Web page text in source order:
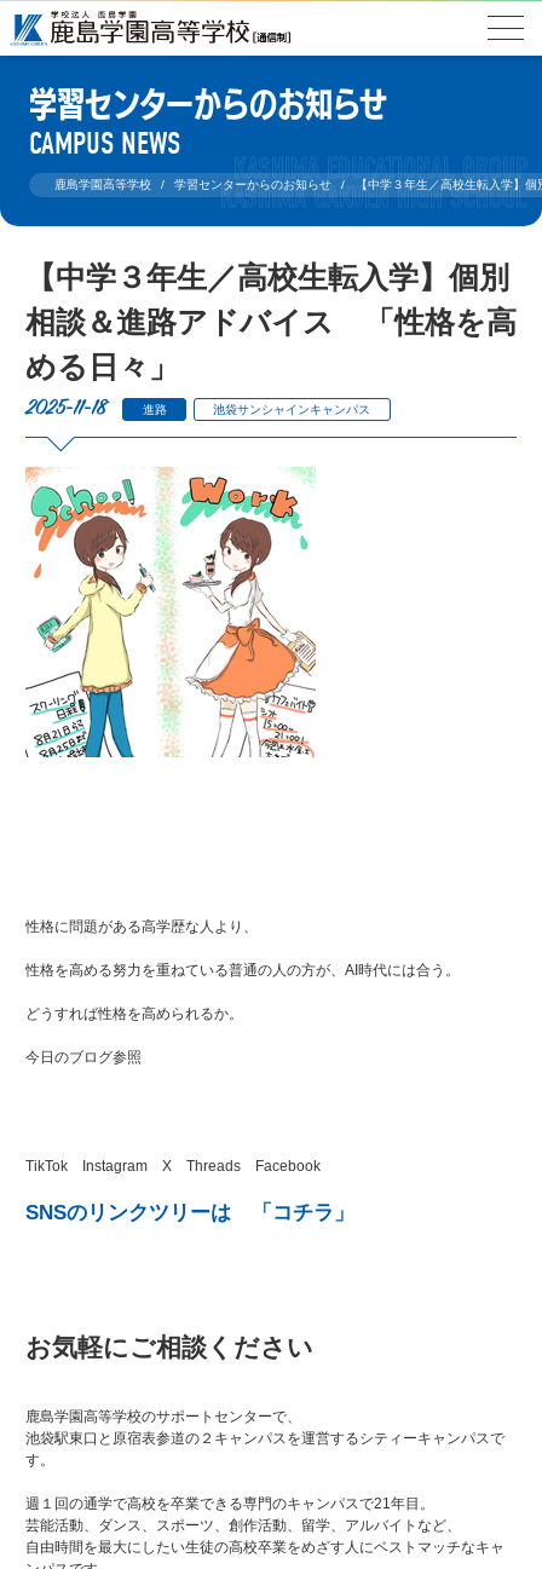
学習センターからのお知らせ
CAMPUS NEWS
鹿島学園高等学校 学習センターからのお知らせ 【中学３年生／高校生転入学】
【中学３年生／高校生転入学】個別
相談＆進路アドバイス 「性格を高
める日々」
2025-11-18 進路 池袋サンシャインキャンパス
性格に問題がある高学歴な人より、
性格を高める努力を重ねている普通の人の方が、AI時代には合う。
どうすれば性格を高められるか。
今日のブログ参照
TikTok Instagram X Threads Facebook
SNSのリンクツリーは 「コチラ」
お気軽にご相談ください
鹿島学園高等学校のサポートセンターで、
池袋駅東口と原宿表参道の２キャンパスを運営するシティーキャンパスで
す。
週１回の通学で高校を卒業できる専門のキャンパスで21年目。
芸能活動、ダンス、スポーツ、創作活動、留学、アルバイトなど、
自由時間を最大にしたい生徒の高校卒業をめざす人にベストマッチなキャ